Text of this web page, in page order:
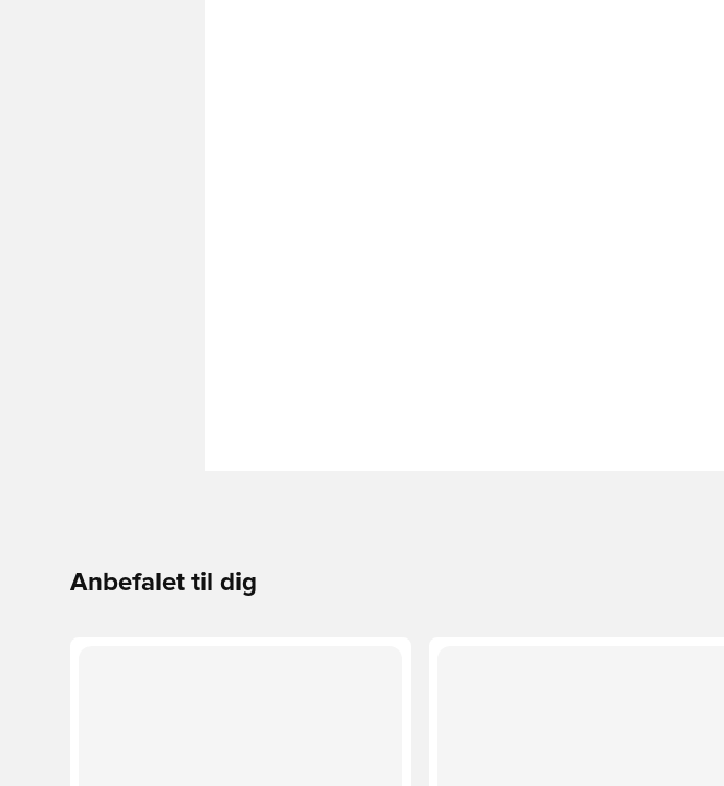
Anbefalet til dig